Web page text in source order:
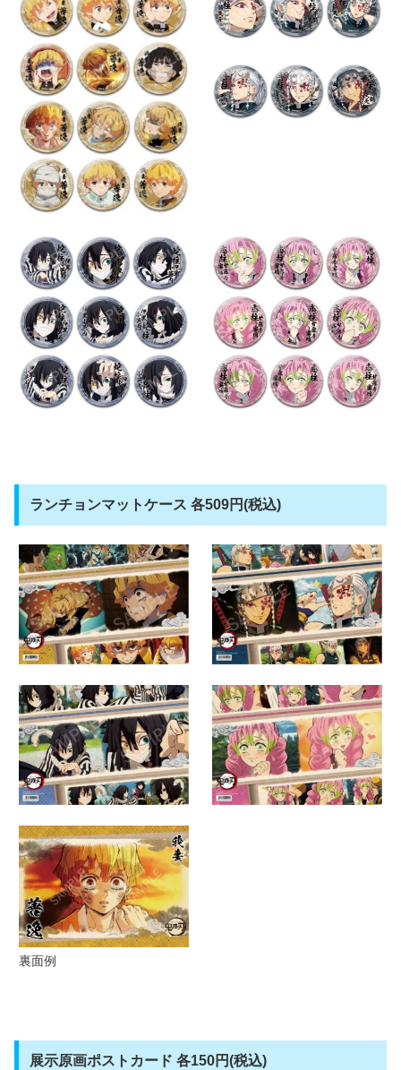
ランチョンマットケース 各509円(税込)
裏面例
展示原画ポストカード 各150円(税込)